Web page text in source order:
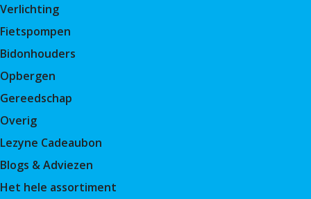
Verlichting
Fietspompen
Bidonhouders
Opbergen
Gereedschap
Overig
Lezyne Cadeaubon
Blogs & Adviezen
Het hele assortiment